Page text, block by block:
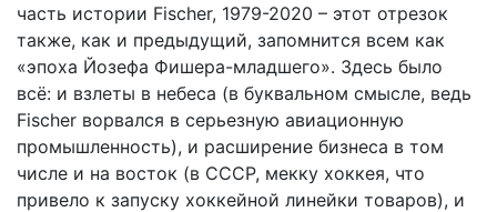
часть истории Fischer, 1979-2020 – этот отрезок
также, как и предыдущий, запомнится всем как
«эпоха Йозефа Фишера-младшего». Здесь было
всё: и взлеты в небеса (в буквальном смысле, ведь
Fischer ворвался в серьезную авиационную
промышленность), и расширение бизнеса в том
числе и на восток (в СССР, мекку хоккея, что
привело к запуску хоккейной линейки товаров), и